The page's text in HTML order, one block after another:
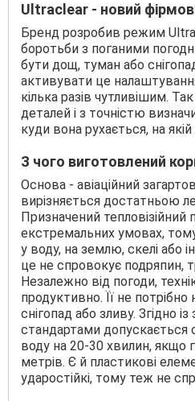
Ultraclear - новий
Бренд розробив режим
боротьби з поганими
бути дощ, туман або
активувати це
кілька разів чутливішим.
деталей і з точністю
куди вона рухається, на якій
З чого виготовлений
Основа - авіаційний
вирізняється достатньою
Призначений тепловізійний
екстремальних умовах,
у воду, на землю, скелі або
це не спровокує подряпин,
Незалежно від погоди,
продуктивно. Її не
снігопад або зливу. Згідно
стандартами допускається
воду на 20-30 хвилин, якщо
метрів. Є й пластикові
ударостійкі, тому теж не